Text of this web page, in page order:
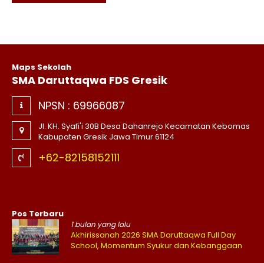
Maps Sekolah
SMA Daruttaqwa FDS Gresik
NPSN : 69966087
Jl. KH. Syafi'i 30B Desa Dahanrejo Kecamatan Kebomas
Kabupaten Gresik Jawa Timur 61124
+62-82158152111
Pos Terbaru
1 bulan yang lalu
Akhirissanah 2026 SMA Daruttaqwa Full Day
School, Momentum Syukur dan Kebanggaan